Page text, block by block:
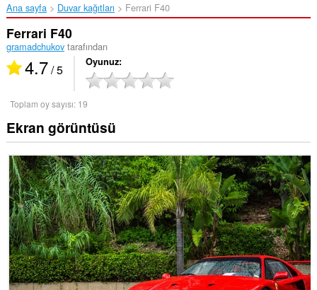
Ana sayfa Duvar kağıtları Ferrari F40‎
Ferrari F40
gramadchukovtarafından
4.7/ 5 Oyunuz
Toplam oy sayısı: 19
Ekran görüntüsü